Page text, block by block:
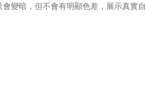
變暗，但不會有明顯色差，展示真實